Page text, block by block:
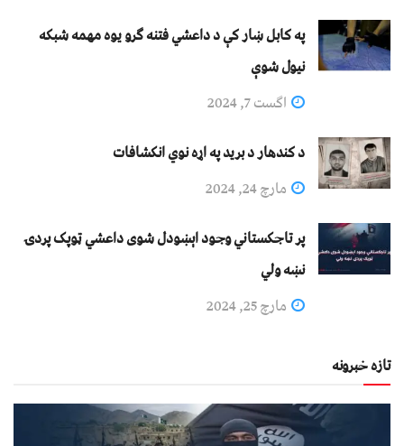
په کابل ښار کې د داعشي فتنه ګرو يوه مهمه شبکه
نيول شوې
اگست 7, 2024
د کندهار د برید په اړه نوي انکشافات
مارچ 24, 2024
پر تاجکستاني وجود اېښودل شوی داعشي ټوپک پردۍ
نښه ولي
مارچ 25, 2024
تازه خبرونه